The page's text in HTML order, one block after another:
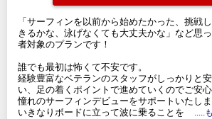
「サーフィンを以前から始めたかった、挑戦
きるかな、泳げなくても大丈夫かな」など思
者対象のプランです！
誰でも最初は怖くて不安です。
経験豊富なベテランのスタッフがしっかりと
い、足の着くポイントで進めていくのでご安心
憧れのサーフィンデビューをサポートいたしま
いきなりボードに立って波に乗ることを
.....